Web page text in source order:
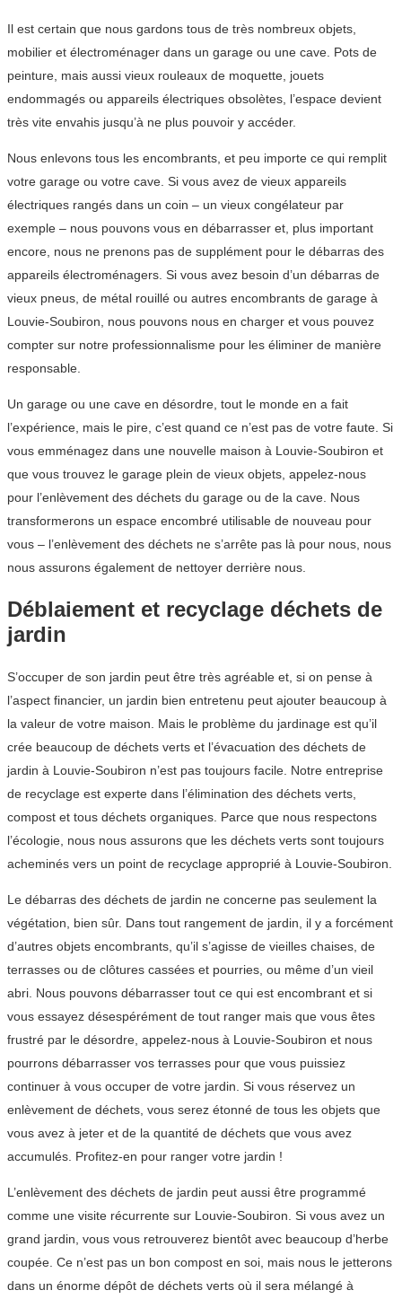
Il est certain que nous gardons tous de très nombreux objets,
mobilier et électroménager dans un garage ou une cave. Pots de
peinture, mais aussi vieux rouleaux de moquette, jouets
endommagés ou appareils électriques obsolètes, l’espace devient
très vite envahis jusqu’à ne plus pouvoir y accéder.
Nous enlevons tous les encombrants, et peu importe ce qui remplit
votre garage ou votre cave. Si vous avez de vieux appareils
électriques rangés dans un coin – un vieux congélateur par
exemple – nous pouvons vous en débarrasser et, plus important
encore, nous ne prenons pas de supplément pour le débarras des
appareils électroménagers. Si vous avez besoin d’un débarras de
vieux pneus, de métal rouillé ou autres encombrants de garage à
Louvie-Soubiron, nous pouvons nous en charger et vous pouvez
compter sur notre professionnalisme pour les éliminer de manière
responsable.
Un garage ou une cave en désordre, tout le monde en a fait
l’expérience, mais le pire, c’est quand ce n’est pas de votre faute. Si
vous emménagez dans une nouvelle maison à Louvie-Soubiron et
que vous trouvez le garage plein de vieux objets, appelez-nous
pour l’enlèvement des déchets du garage ou de la cave. Nous
transformerons un espace encombré utilisable de nouveau pour
vous – l’enlèvement des déchets ne s’arrête pas là pour nous, nous
nous assurons également de nettoyer derrière nous.
Déblaiement et recyclage déchets de
jardin
S’occuper de son jardin peut être très agréable et, si on pense à
l’aspect financier, un jardin bien entretenu peut ajouter beaucoup à
la valeur de votre maison. Mais le problème du jardinage est qu’il
crée beaucoup de déchets verts et l’évacuation des déchets de
jardin à Louvie-Soubiron n’est pas toujours facile. Notre entreprise
de recyclage est experte dans l’élimination des déchets verts,
compost et tous déchets organiques. Parce que nous respectons
l’écologie, nous nous assurons que les déchets verts sont toujours
acheminés vers un point de recyclage approprié à Louvie-Soubiron.
Le débarras des déchets de jardin ne concerne pas seulement la
végétation, bien sûr. Dans tout rangement de jardin, il y a forcément
d’autres objets encombrants, qu’il s’agisse de vieilles chaises, de
terrasses ou de clôtures cassées et pourries, ou même d’un vieil
abri. Nous pouvons débarrasser tout ce qui est encombrant et si
vous essayez désespérément de tout ranger mais que vous êtes
frustré par le désordre, appelez-nous à Louvie-Soubiron et nous
pourrons débarrasser vos terrasses pour que vous puissiez
continuer à vous occuper de votre jardin. Si vous réservez un
enlèvement de déchets, vous serez étonné de tous les objets que
vous avez à jeter et de la quantité de déchets que vous avez
accumulés. Profitez-en pour ranger votre jardin !
L’enlèvement des déchets de jardin peut aussi être programmé
comme une visite récurrente sur Louvie-Soubiron. Si vous avez un
grand jardin, vous vous retrouverez bientôt avec beaucoup d’herbe
coupée. Ce n’est pas un bon compost en soi, mais nous le jetterons
dans un énorme dépôt de déchets verts où il sera mélangé à